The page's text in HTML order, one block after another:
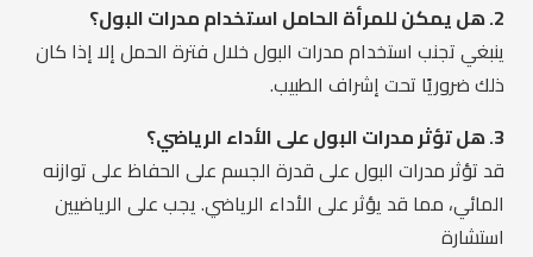
2. هل يمكن للمرأة الحامل استخدام مدرات البول؟
ينبغي تجنب استخدام مدرات البول خلال فترة الحمل إلا إذا كان
ذلك ضروريًا تحت إشراف الطبيب.
3. هل تؤثر مدرات البول على الأداء الرياضي؟
قد تؤثر مدرات البول على قدرة الجسم على الحفاظ على توازنه
المائي، مما قد يؤثر على الأداء الرياضي. يجب على الرياضيين
استشارة